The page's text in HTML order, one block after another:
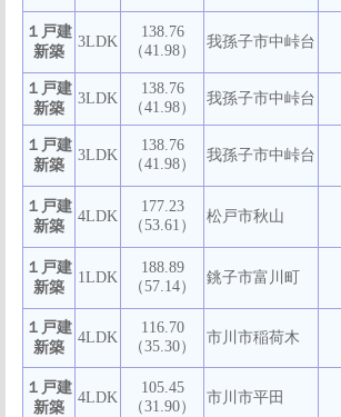
１戸建
新築
3LDK
138.76
（41.98）
我孫子市中峠台
１戸建
新築
3LDK
138.76
（41.98）
我孫子市中峠台
１戸建
新築
3LDK
138.76
（41.98）
我孫子市中峠台
１戸建
新築
4LDK
177.23
（53.61）
松戸市秋山
１戸建
新築
1LDK
188.89
（57.14）
銚子市富川町
１戸建
新築
4LDK
116.70
（35.30）
市川市稲荷木
１戸建
新築
4LDK
105.45
（31.90）
市川市平田